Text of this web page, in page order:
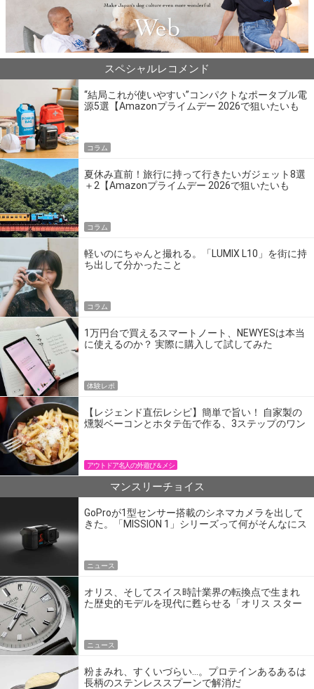
スペシャルレコメンド
“結局これが使いやすい”コンパクトなポータブル電
源5選【Amazonプライムデー 2026で狙いたいも
コラム
夏休み直前！旅行に持って行きたいガジェット8選
＋2【Amazonプライムデー 2026で狙いたいも
コラム
軽いのにちゃんと撮れる。「LUMIX L10」を街に持
ち出して分かったこと
コラム
1万円台で買えるスマートノート、NEWYESは本当
に使えるのか？ 実際に購入して試してみた
体験レポ
【レジェンド直伝レシピ】簡単で旨い！ 自家製の
燻製ベーコンとホタテ缶で作る、3ステップのワン
アウトドア名人の外遊び＆メシ
マンスリーチョイス
GoProが1型センサー搭載のシネマカメラを出して
きた。「MISSION 1」シリーズって何がそんなにス
ニュース
オリス、そしてスイス時計業界の転換点で生まれ
た歴史的モデルを現代に甦らせる「オリス スター
ニュース
粉まみれ、すくいづらい…。プロテインあるあるは
長柄のステンレススプーンで解消だ